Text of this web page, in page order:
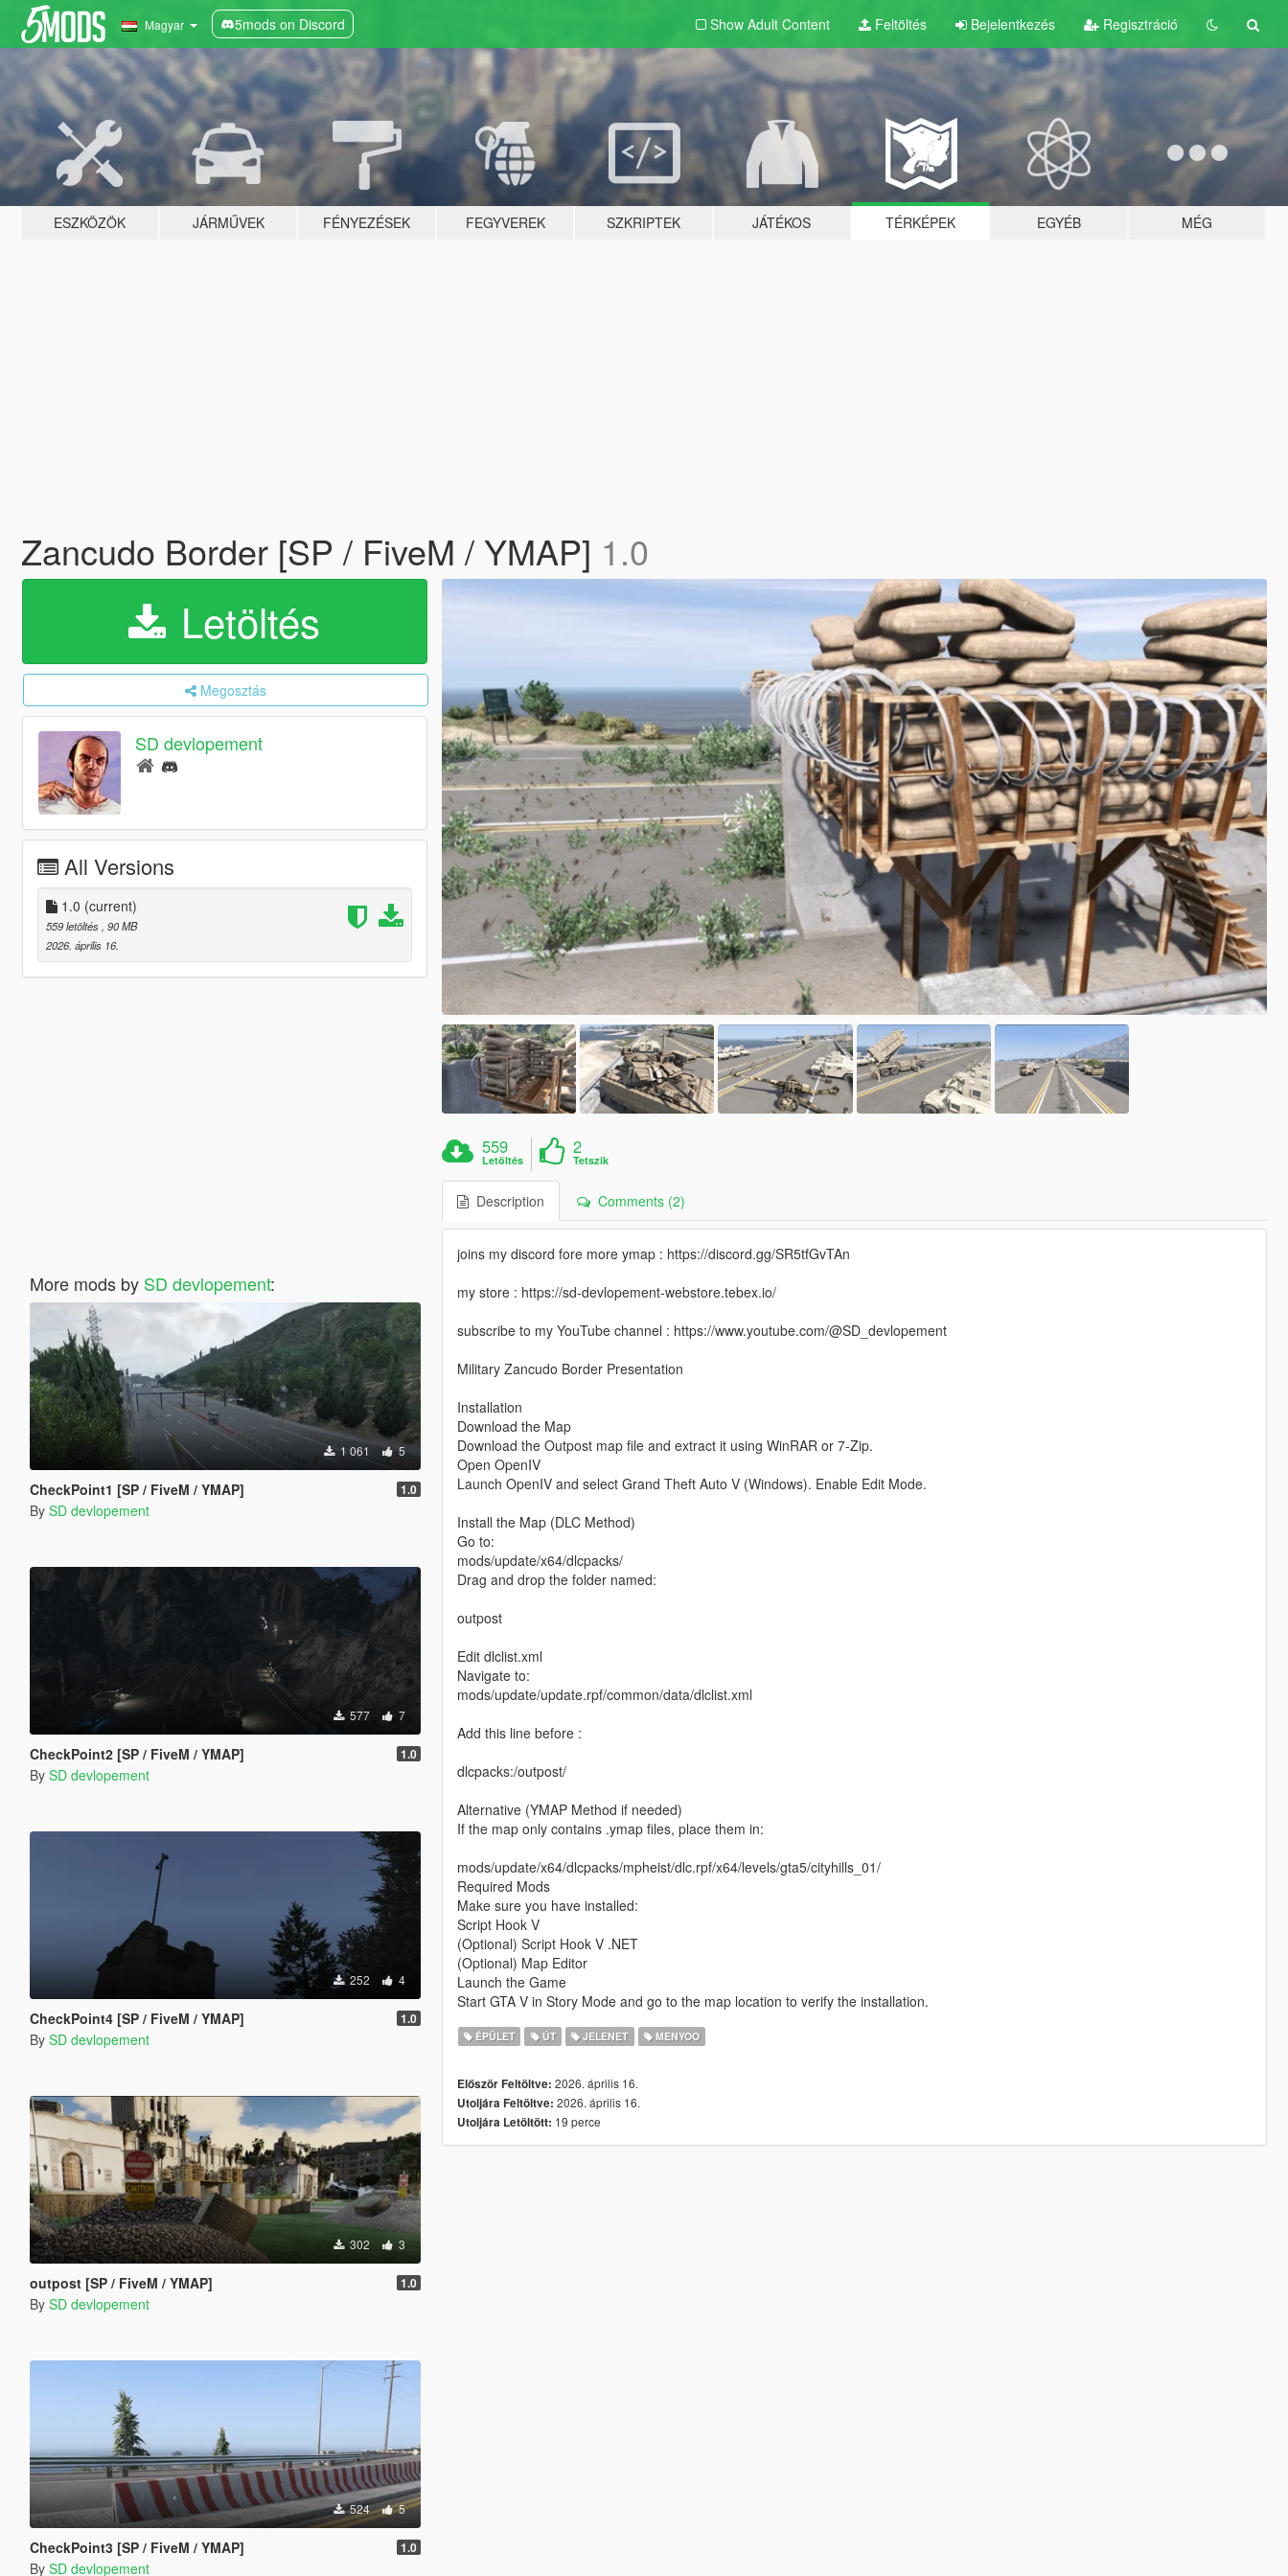
Magyar 5mods on Discord Show Adult Content Feltöltés Bejelentkezés Regisztráció
ESZKÖZÖK JÁRMŰVEK FÉNYEZÉSEK FEGYVEREK SZKRIPTEK JÁTÉKOS TÉRKÉPEK EGYÉB MÉG
Zancudo Border [SP / FiveM / YMAP] 1.0
Letöltés
Megosztás
SD devlopement
All Versions
1.0 (current)
559 letöltés , 90 MB
2026. április 16.
More mods by SD devlopement:
1 061 5
CheckPoint1 [SP / FiveM / YMAP] 1.0
By SD devlopement
577 7
CheckPoint2 [SP / FiveM / YMAP] 1.0
By SD devlopement
252 4
CheckPoint4 [SP / FiveM / YMAP] 1.0
By SD devlopement
302 3
outpost [SP / FiveM / YMAP] 1.0
By SD devlopement
524 5
CheckPoint3 [SP / FiveM / YMAP] 1.0
By SD devlopement
559
Letöltés
2
Tetszik
Description Comments (2)
joins my discord fore more ymap : https://discord.gg/SR5tfGvTAn
my store : https://sd-devlopement-webstore.tebex.io/
subscribe to my YouTube channel : https://www.youtube.com/@SD_devlopement
Military Zancudo Border Presentation
Installation
Download the Map
Download the Outpost map file and extract it using WinRAR or 7-Zip.
Open OpenIV
Launch OpenIV and select Grand Theft Auto V (Windows). Enable Edit Mode.
Install the Map (DLC Method)
Go to:
mods/update/x64/dlcpacks/
Drag and drop the folder named:
outpost
Edit dlclist.xml
Navigate to:
mods/update/update.rpf/common/data/dlclist.xml
Add this line before :
dlcpacks:/outpost/
Alternative (YMAP Method if needed)
If the map only contains .ymap files, place them in:
mods/update/x64/dlcpacks/mpheist/dlc.rpf/x64/levels/gta5/cityhills_01/
Required Mods
Make sure you have installed:
Script Hook V
(Optional) Script Hook V .NET
(Optional) Map Editor
Launch the Game
Start GTA V in Story Mode and go to the map location to verify the installation.
ÉPÜLET ÚT JELENET MENYOO
Először Feltöltve: 2026. április 16.
Utoljára Feltöltve: 2026. április 16.
Utoljára Letöltött: 19 perce